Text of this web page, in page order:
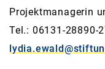
Projektmanagerin
Tel.: 06131-28890-